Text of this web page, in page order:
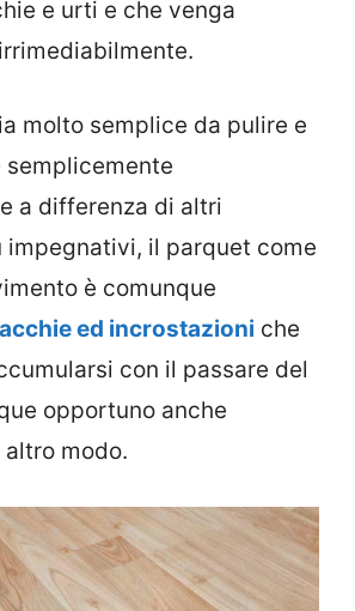
e urti e che venga
molto semplice da pulire e
semplicemente
a differenza di altri
impegnativi, il parquet come
è comunque
ed incrostazioni che
con il passare del
opportuno anche
modo.